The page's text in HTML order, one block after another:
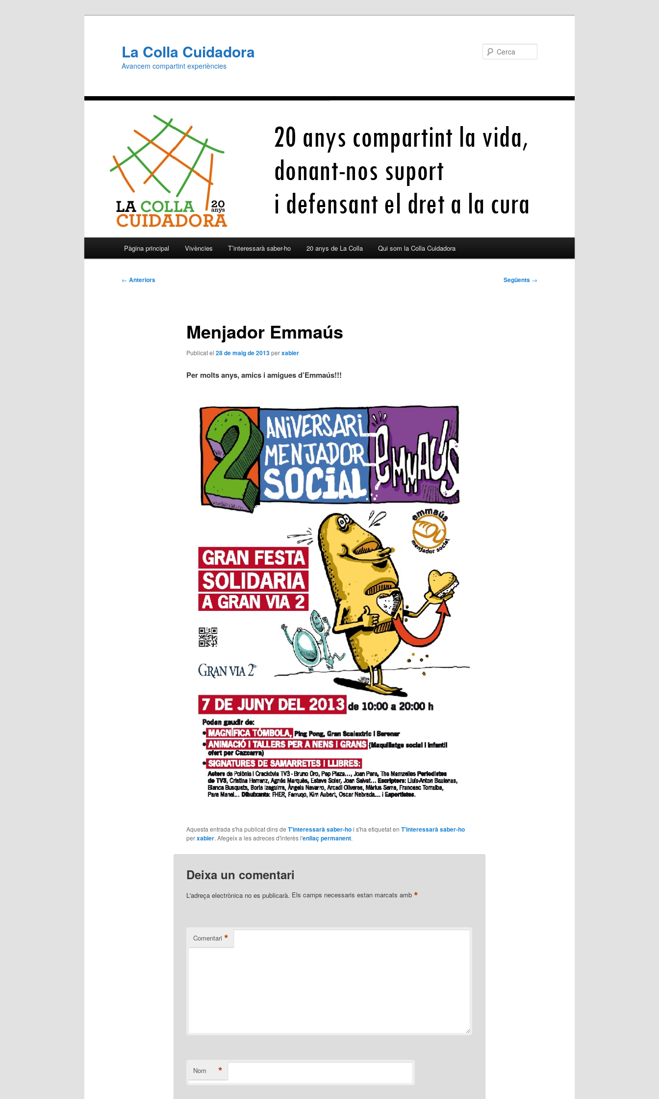
La Colla Cuidadora
Avancem compartint experiències
Pàgina principal Vivències T’interessarà saber-ho 20 anys de La Colla Qui som la Colla Cuidadora
Navegació
← Anteriors Següents →
Menjador Emmaús
Publicat el 28 de maig de 2013perxabier
Per molts anys, amics i amigues d’Emmaús!!!
Aquesta entrada s'ha publicat dins de T'interessarà saber-hoi s'ha etiquetat en T'interessarà saber-ho
perxabier. Afegeix a les adreces d'interès l'enllaç permanent.
Deixa un comentari
L'adreça electrònica no es publicarà. Els camps necessaris estan marcats amb *
Comentari *
Nom *